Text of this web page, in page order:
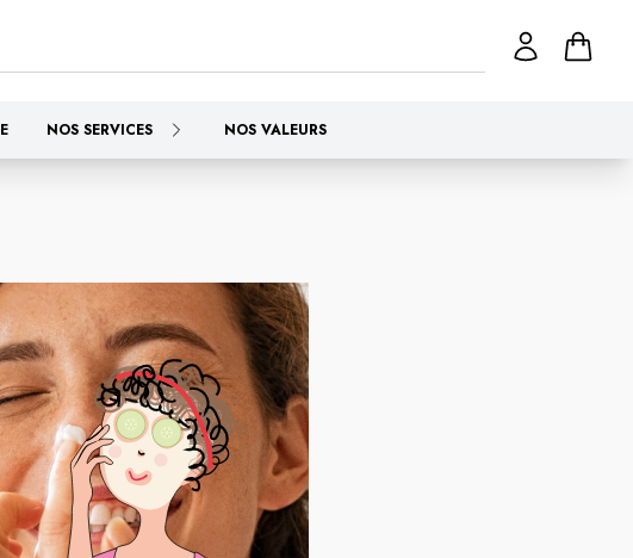
NOS SERVICES NOS VALEURS